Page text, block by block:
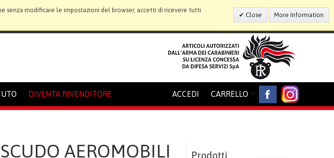
senza modificare le impostazioni del browser, accetti di ricevere tutti
Close More Information
DIVENTA RIVENDITORE CARRELLO
ACCEDI
SCUDO AEROMOBILI
Prodotti